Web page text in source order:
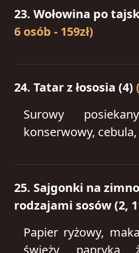
23. Wołowina po
6 osób - 159zł)
24. Tatar z łososia (4)
Surowy
konserwowy,
25. Sajgonki na
rodzajami sosów (2,
Papier ryżowy,